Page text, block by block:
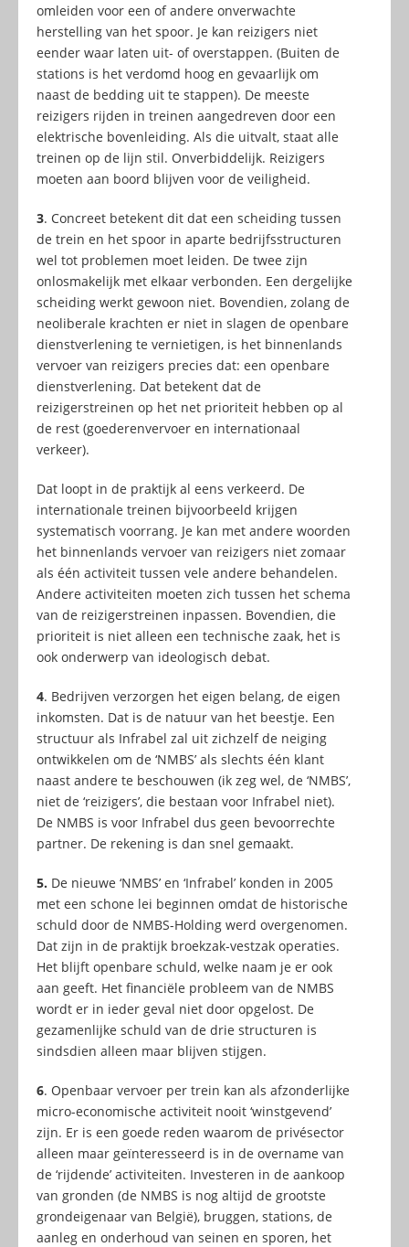
omleiden voor een of andere onverwachte
herstelling van het spoor. Je kan reizigers niet
eender waar laten uit- of overstappen. (Buiten de
stations is het verdomd hoog en gevaarlijk om
naast de bedding uit te stappen). De meeste
reizigers rijden in treinen aangedreven door een
elektrische bovenleiding. Als die uitvalt, staat alle
treinen op de lijn stil. Onverbiddelijk. Reizigers
moeten aan boord blijven voor de veiligheid.
3. Concreet betekent dit dat een scheiding tussen
de trein en het spoor in aparte bedrijfsstructuren
wel tot problemen moet leiden. De twee zijn
onlosmakelijk met elkaar verbonden. Een dergelijke
scheiding werkt gewoon niet. Bovendien, zolang de
neoliberale krachten er niet in slagen de openbare
dienstverlening te vernietigen, is het binnenlands
vervoer van reizigers precies dat: een openbare
dienstverlening. Dat betekent dat de
reizigerstreinen op het net prioriteit hebben op al
de rest (goederenvervoer en internationaal
verkeer).
Dat loopt in de praktijk al eens verkeerd. De
internationale treinen bijvoorbeeld krijgen
systematisch voorrang. Je kan met andere woorden
het binnenlands vervoer van reizigers niet zomaar
als één activiteit tussen vele andere behandelen.
Andere activiteiten moeten zich tussen het schema
van de reizigerstreinen inpassen. Bovendien, die
prioriteit is niet alleen een technische zaak, het is
ook onderwerp van ideologisch debat.
4. Bedrijven verzorgen het eigen belang, de eigen
inkomsten. Dat is de natuur van het beestje. Een
structuur als Infrabel zal uit zichzelf de neiging
ontwikkelen om de ‘NMBS’ als slechts één klant
naast andere te beschouwen (ik zeg wel, de ‘NMBS’,
niet de ‘reizigers’, die bestaan voor Infrabel niet).
De NMBS is voor Infrabel dus geen bevoorrechte
partner. De rekening is dan snel gemaakt.
5. De nieuwe ‘NMBS’ en ‘Infrabel’ konden in 2005
met een schone lei beginnen omdat de historische
schuld door de NMBS-Holding werd overgenomen.
Dat zijn in de praktijk broekzak-vestzak operaties.
Het blijft openbare schuld, welke naam je er ook
aan geeft. Het financiële probleem van de NMBS
wordt er in ieder geval niet door opgelost. De
gezamenlijke schuld van de drie structuren is
sindsdien alleen maar blijven stijgen.
6. Openbaar vervoer per trein kan als afzonderlijke
micro-economische activiteit nooit ‘winstgevend’
zijn. Er is een goede reden waarom de privésector
alleen maar geïnteresseerd is in de overname van
de ‘rijdende’ activiteiten. Investeren in de aankoop
van gronden (de NMBS is nog altijd de grootste
grondeigenaar van België), bruggen, stations, de
aanleg en onderhoud van seinen en sporen, het